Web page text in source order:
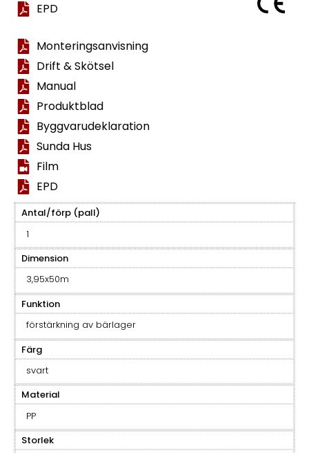
EPD
Monteringsanvisning
Drift & Skötsel
Manual
Produktblad
Byggvarudeklaration
Sunda Hus
Film
EPD
Antal/förp (pall)
1
Dimension
3,95x50m
Funktion
förstärkning av bärlager
Färg
svart
Material
PP
Storlek